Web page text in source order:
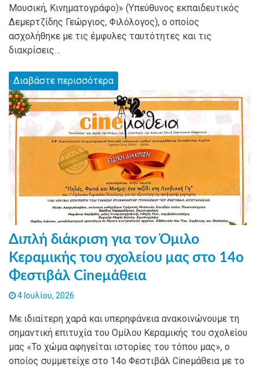
Μουσική, Κινηματογράφο)» (Υπεύθυνος εκπαιδευτικός
Δεμερτζίδης Γεώργιος, Φιλόλογος), ο οποίος
ασχολήθηκε με τις έμφυλες ταυτότητες και τις
διακρίσεις…
Διαβάστε περισσότερα
Διπλή διάκριση για τον Όμιλο
Κεραμικής του σχολείου μας στο 14ο
Φεστιβάλ Cineμάθεια
4 Ιουλίου, 2026
Με ιδιαίτερη χαρά και υπερηφάνεια ανακοινώνουμε τη
σημαντική επιτυχία του Ομίλου Κεραμικής του σχολείου
μας «Το χώμα αφηγείται ιστορίες του τόπου μας», ο
οποίος συμμετείχε στο 14ο Φεστιβάλ Cineμάθεια με το